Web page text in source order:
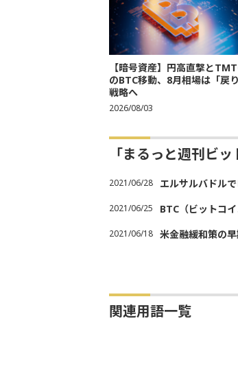
【暗号資産】円高直撃と
のBTC移動、8月相場は「戻り
戦略へ
2026/08/03
「まるっと週刊ビ
2021/06/28 エルサルバドル
2021/06/25 BTC（ビットコ
2021/06/18 米金融緩和策の
関連用語一覧